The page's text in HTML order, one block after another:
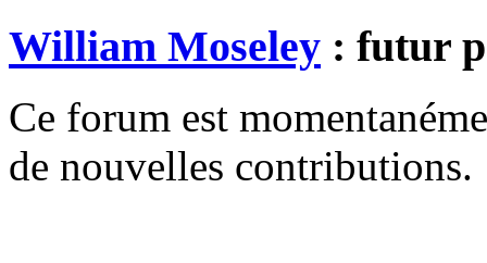
William Moseley : futur
Ce forum est
de nouvelles contributions.